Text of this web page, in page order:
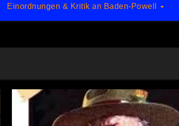
Einordnungen & Kritik an Baden-Powell